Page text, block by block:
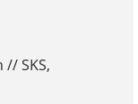
SKS,